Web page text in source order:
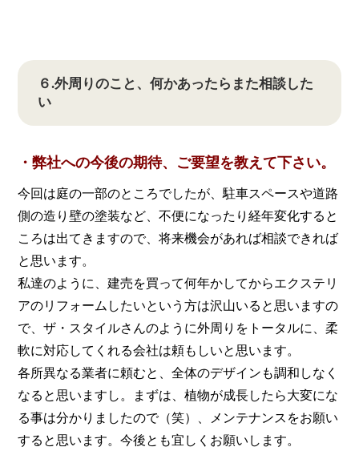
６.外周りのこと、何かあったらまた相談した
い
・弊社への今後の期待、ご要望を教えて下さい。
今回は庭の一部のところでしたが、駐車スペースや道路
側の造り壁の塗装など、不便になったり経年変化すると
ころは出てきますので、将来機会があれば相談できれば
と思います。
私達のように、建売を買って何年かしてからエクステリ
アのリフォームしたいという方は沢山いると思いますの
で、ザ・スタイルさんのように外周りをトータルに、柔
軟に対応してくれる会社は頼もしいと思います。
各所異なる業者に頼むと、全体のデザインも調和しなく
なると思いますし。まずは、植物が成長したら大変にな
る事は分かりましたので（笑）、メンテナンスをお願い
すると思います。今後とも宜しくお願いします。